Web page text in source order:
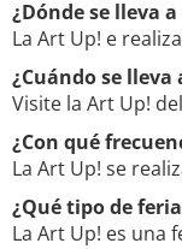
¿Dónde se lleva
La Art Up! e
¿Cuándo se lleva
Visite la Art Up!
¿Con qué
La Art Up! se
¿Qué tipo de
La Art Up! es una